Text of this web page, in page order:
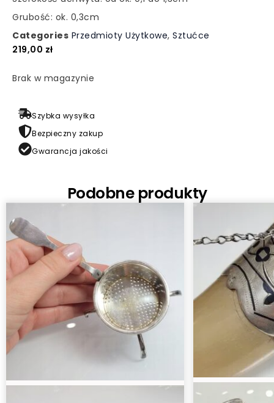
Grubość: ok. 0,3cm
Categories Przedmioty Użytkowe, Sztućce
219,00 zł
Brak w magazynie
Szybka wysyłka
Bezpieczny zakup
Gwarancja jakości
Podobne produkty